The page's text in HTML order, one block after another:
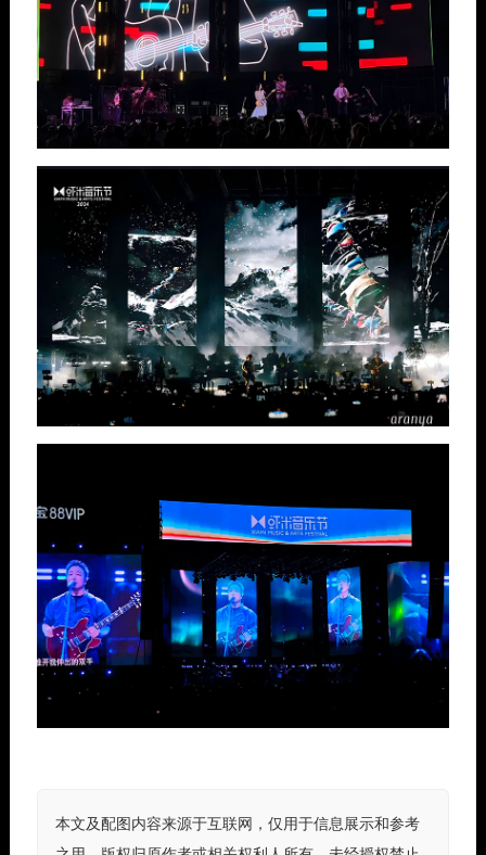
本文及配图内容来源于互联网，仅用于信息展示和参考